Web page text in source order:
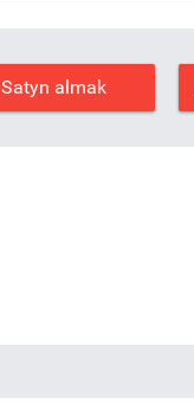
Satyn almak